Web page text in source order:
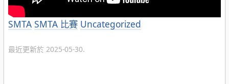
分
SMTA SMTA 比賽 Uncategorized
最近更新於 2025-05-30.